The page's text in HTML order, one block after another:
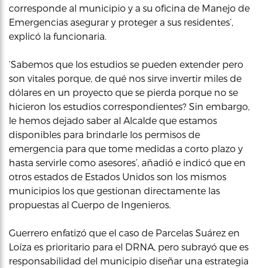
corresponde al municipio y a su oficina de Manejo de
Emergencias asegurar y proteger a sus residentes’,
explicó la funcionaria.
‘Sabemos que los estudios se pueden extender pero
son vitales porque, de qué nos sirve invertir miles de
dólares en un proyecto que se pierda porque no se
hicieron los estudios correspondientes? Sin embargo,
le hemos dejado saber al Alcalde que estamos
disponibles para brindarle los permisos de
emergencia para que tome medidas a corto plazo y
hasta servirle como asesores’, añadió e indicó que en
otros estados de Estados Unidos son los mismos
municipios los que gestionan directamente las
propuestas al Cuerpo de Ingenieros.
Guerrero enfatizó que el caso de Parcelas Suárez en
Loíza es prioritario para el DRNA, pero subrayó que es
responsabilidad del municipio diseñar una estrategia